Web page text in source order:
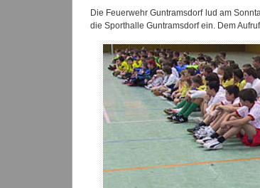
Die Feuerwehr Guntramsdorf lud am
die Sporthalle Guntramsdorf ein. Dem